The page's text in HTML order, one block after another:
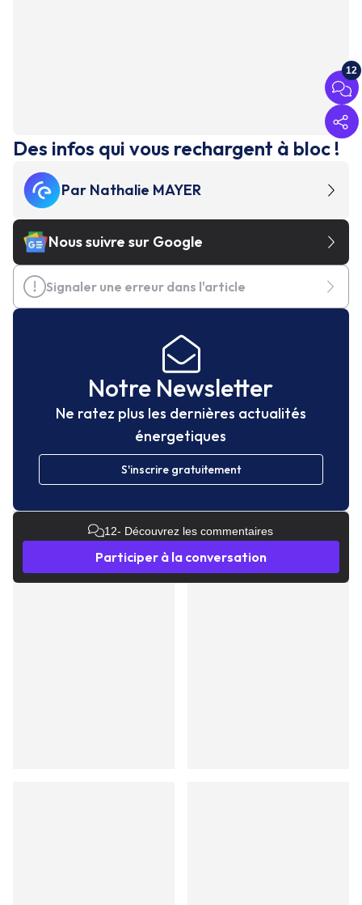
12
Des infos qui vous rechargent à bloc !
Par Nathalie MAYER
Nous suivre sur Google
Signaler une erreur dans l'article
Notre Newsletter
Ne ratez plus les dernières actualités
énergetiques
S'inscrire gratuitement
12- Découvrez les commentaires
Participer à la conversation